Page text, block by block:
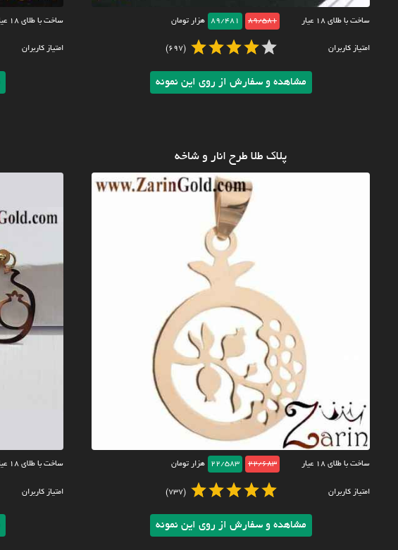
ساخت با طلای ۱۸ عیار 89/581
89/481 هزار تومان
امتیاز کاربران (697)
مشاهده و سفارش از روی این نمونه
ساخت با طلای ۱۸ عیار
امتیاز کاربران
پلاک طلا طرح انار و شاخه
ساخت با طلای ۱۸ عیار 22/683
22/583 هزار تومان
امتیاز کاربران (737)
مشاهده و سفارش از روی این نمونه
ساخت با طلای ۱۸ عیار
امتیاز کاربران